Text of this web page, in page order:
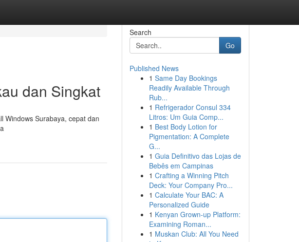
dan Singkat
Windows Surabaya, cepat dan
Search
Go
Published News
1 Same Day Bookings
Readily Available Through
Rub...
1 Refrigerador Consul 334
Litros: Um Guia Comp...
1 Best Body Lotion for
Pigmentation: A Complete
G...
1 Guia Definitivo das Lojas de
Bebês em Campinas
1 Crafting a Winning Pitch
Deck: Your Company Pro...
1 Calculate Your BAC: A
Personalized Guide
1 Kenyan Grown-up Platform:
Examining Roman...
1 Muskan Club: All You Need